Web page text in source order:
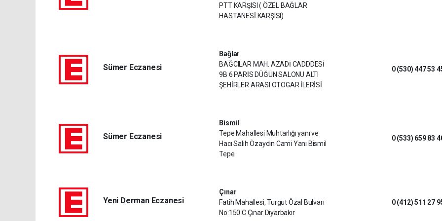
PTT KARŞISI ( ÖZEL BAĞLAR
HASTANESİ KARŞISI)
Sümer Eczanesi
Bağlar
BAĞCILAR MAH. AZADİ CADDDESİ
9B 6 PARİS DÜĞÜN SALONU ALTI
ŞEHİRLER ARASI OTOGAR İLERİSİ
0 (530) 447 53
Sümer Eczanesi
Bismil
Tepe Mahallesi Muhtarlığı yanı ve
Hacı Salih Özaydın Cami Yanı Bismil
Tepe
0 (533) 659 83
Yeni Derman Eczanesi
Çınar
Fatih Mahallesi, Turgut Özal Bulvarı
No:150 C Çınar Diyarbakır
0 (412) 511 27